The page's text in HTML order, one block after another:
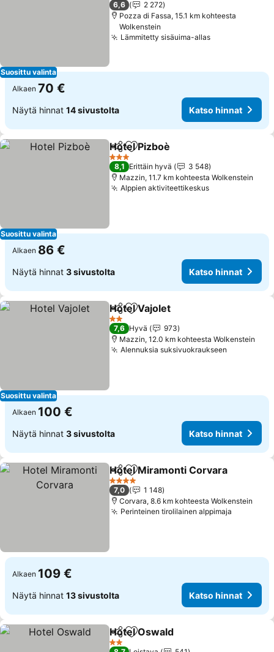
Suosittu valinta
6,6
2 272
Pozza di Fassa, 15.1 km kohteesta
Wolkenstein
Lämmitetty sisäuima-allasKatso hinnat
Alkaen 70 €
Näytä hinnat 14 sivustolta Katso hinnat
Suosittu valinta
Jaa Lisää suosikkeihin
Hotel Pizboè
3 Tähtiluokitus
8,1 Erittäin hyvä
3 548
Mazzin, 11.7 km kohteesta Wolkenstein
Alppien aktiviteettikeskusKatso hinnat
Alkaen 86 €
Näytä hinnat 3 sivustolta Katso hinnat
Suosittu valinta
Jaa Lisää suosikkeihin
Hotel Vajolet
2 Tähtiluokitus
7,6 Hyvä
973
Mazzin, 12.0 km kohteesta Wolkenstein
Alennuksia suksivuokraukseen
Alkaen 100 €
Näytä hinnat 3 sivustolta Katso hinnat
Jaa Lisää suosikkeihin
Hotel Miramonti Corvara
4 Tähtiluokitus
7,0
1 148
Corvara, 8.6 km kohteesta Wolkenstein
Perinteinen tirolilainen alppimaja
Alkaen 109 €
Näytä hinnat 13 sivustolta Katso hinnat
Jaa Lisää suosikkeihin
Hotel Oswald
2 Tähtiluokitus